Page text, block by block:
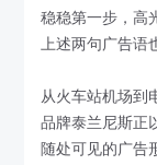
稳稳第一步，高
上述两句广告语
从火车站机场到
品牌泰兰尼斯正
随处可见的广告